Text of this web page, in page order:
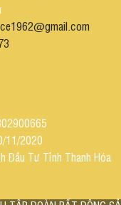
11/2020
Đầu Tư Tỉnh Thanh Hóa